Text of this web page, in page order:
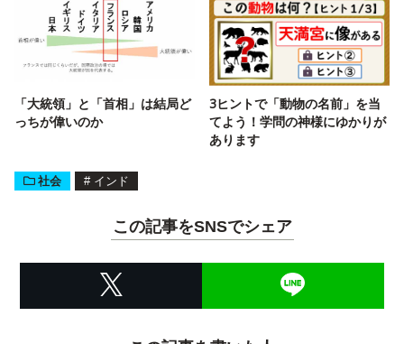
「大統領」と「首相」は結局ど
っちが偉いのか
3ヒントで「動物の名前」を当
てよう！学問の神様にゆかりが
あります
社会 # インド
この記事をSNSでシェア